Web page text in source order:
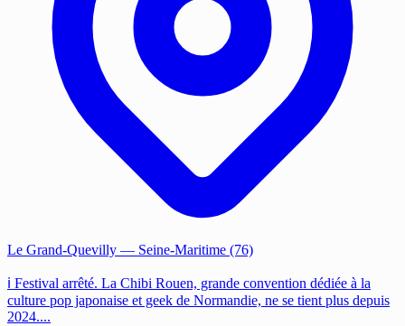
Le Grand-Quevilly — Seine-Maritime (76)
ℹ️ Festival arrêté. La Chibi Rouen, grande convention dédiée à la
culture pop japonaise et geek de Normandie, ne se tient plus depuis
2024....